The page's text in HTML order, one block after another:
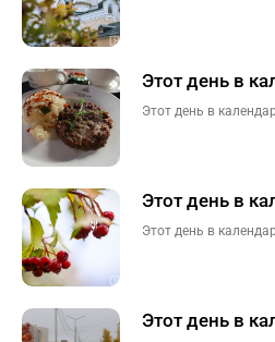
Этот день в
Этот день в
Этот день в
Этот день в
Этот день в